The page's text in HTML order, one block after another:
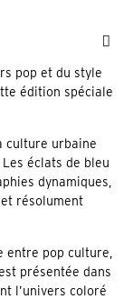
pop et du style
édition spéciale
culture urbaine
éclats de bleu
dynamiques,
résolument
entre pop culture,
présentée dans
l’univers coloré